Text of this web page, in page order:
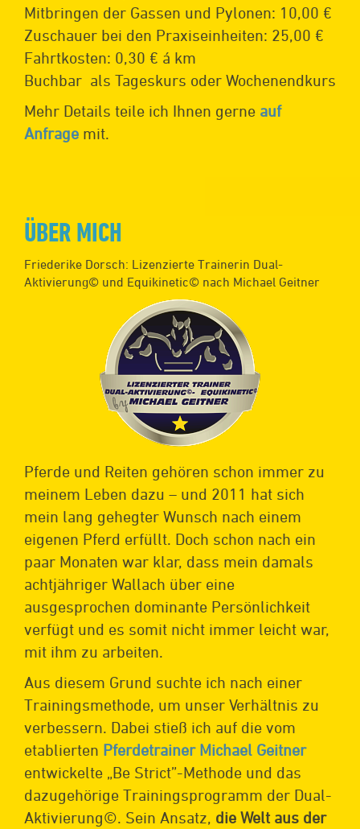
Mitbringen der Gassen und Pylonen: 10,00 €
Zuschauer bei den Praxiseinheiten: 25,00 €
Fahrtkosten: 0,30 € á km
Buchbar als Tageskurs oder Wochenendkurs
Mehr Details teile ich Ihnen gerne auf
Anfrage mit.
ÜBER MICH
Friederike Dorsch: Lizenzierte Trainerin Dual-
Aktivierung© und Equikinetic© nach Michael Geitner
Pferde und Reiten gehören schon immer zu
meinem Leben dazu – und 2011 hat sich
mein lang gehegter Wunsch nach einem
eigenen Pferd erfüllt. Doch schon nach ein
paar Monaten war klar, dass mein damals
achtjähriger Wallach über eine
ausgesprochen dominante Persönlichkeit
verfügt und es somit nicht immer leicht war,
mit ihm zu arbeiten.
Aus diesem Grund suchte ich nach einer
Trainingsmethode, um unser Verhältnis zu
verbessern. Dabei stieß ich auf die vom
etablierten Pferdetrainer Michael Geitner
entwickelte „Be Strict”-Methode und das
dazugehörige Trainingsprogramm der Dual-
Aktivierung©. Sein Ansatz, die Welt aus der